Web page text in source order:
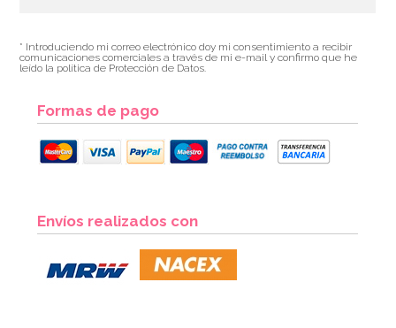
* Introduciendo mi correo electrónico doy mi consentimiento a recibir
comunicaciones comerciales a través de mi e-mail y confirmo que he
leído la política de Protección de Datos.
Formas de pago
Envíos realizados con